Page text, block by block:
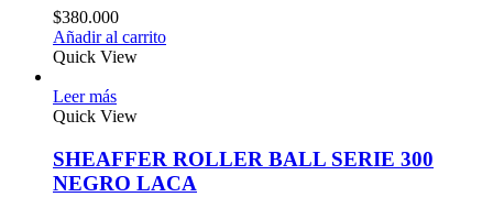
$380.000
Añadir al carrito
Quick View
Leer más
Quick View
SHEAFFER ROLLER BALL SERIE 300
NEGRO LACA